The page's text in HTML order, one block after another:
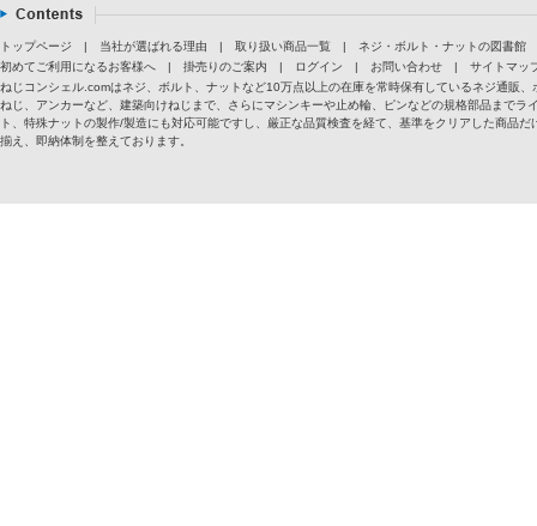
トップページ | 当社が選ばれる理由 | 取り扱い商品一覧 |
ネジ・ボルト・ナットの図書館
初めてご利用になるお客様へ
| 掛売りのご案内 | ログイン | お問い合わせ |
サイトマッ
ねじコンシェル.comはネジ、ボルト、ナットなど10万点以上の在庫を常時保有しているネジ通販
ねじ、アンカーなど、建築向けねじまで、さらにマシンキーや止め輪、ピンなどの規格部品まで
ト、特殊ナットの製作/製造にも対応可能ですし、厳正な品質検査を経て、基準をクリアした商品
揃え、即納体制を整えております。